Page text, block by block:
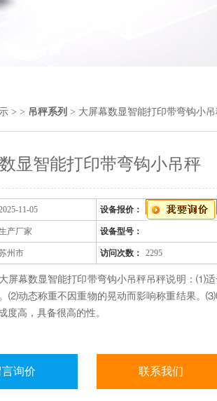
> > 吊秤系列 > 大屏幕数显智能打印带弯钩小
显智能打印带弯钩小吊秤
11-05 设备报价：
产厂家 设备型号：
州市 访问次数： 2295
屏幕数显智能打印带弯钩小吊秤吊秤说明：⑴适
⑵动态称重不因重物的晃动而影响称重结果。⑶
度高，具备很高的性。
言询价 联系我们